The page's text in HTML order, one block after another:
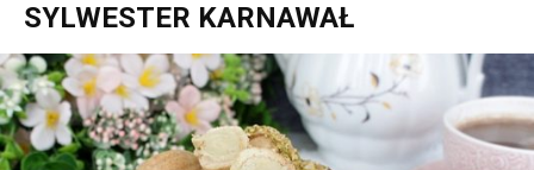
SYLWESTER KARNAWAŁ